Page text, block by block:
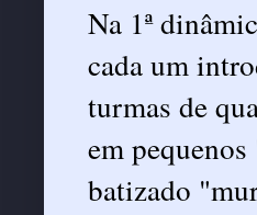
Na 1ª
cada um
turmas de
em
batizado